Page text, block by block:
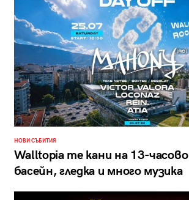
НОВИ СЪБИТИЯ
Walltopia те кани на 13-
басейн, гледка и много музика